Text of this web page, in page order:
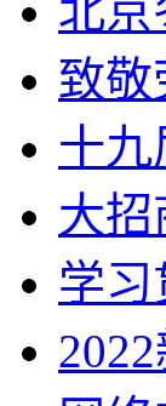
北京
致敬
十九
大招
学